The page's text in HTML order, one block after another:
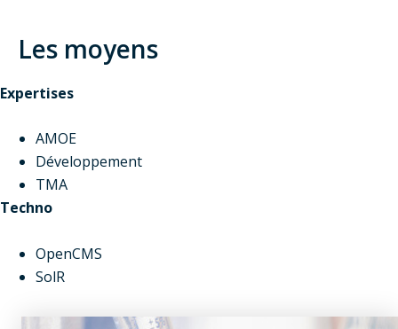
Les moyens
Expertises
AMOE
Développement
TMA
Techno
OpenCMS
SolR